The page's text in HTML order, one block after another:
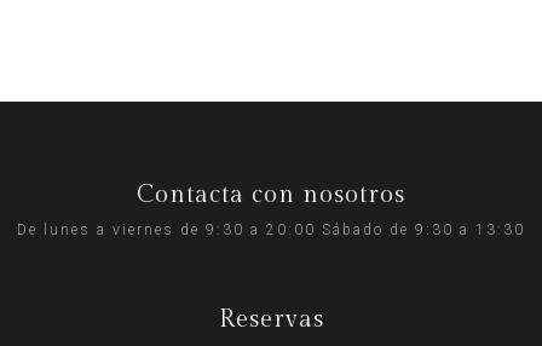
Contacta con nosotros
De lunes a viernes de 9:30 a 20:00 Sábado de 9:30 a 13:30
Reservas